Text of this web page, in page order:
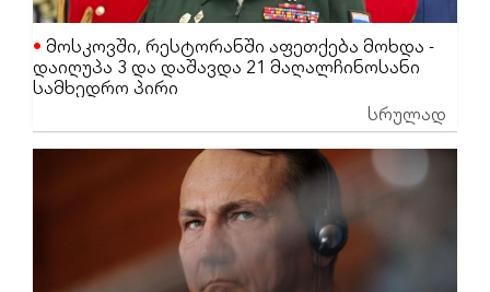
მოსკოვში, რესტორანში აფეთქება მოხდა -
დაიღუპა 3 და დაშავდა 21 მაღალჩინოსანი
სამხედრო პირი
სრულად